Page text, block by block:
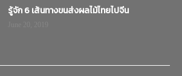
รู้จัก 6 เส้นทางขนส่งผลไม้ไทยไปจีน